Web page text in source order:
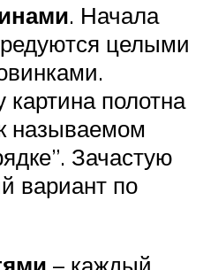
. Начала
целыми
картина полотна
называемом
Зачастую
вариант по